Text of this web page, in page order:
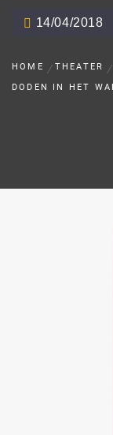
14/04/2018
HOME THEATER
DODEN IN HET